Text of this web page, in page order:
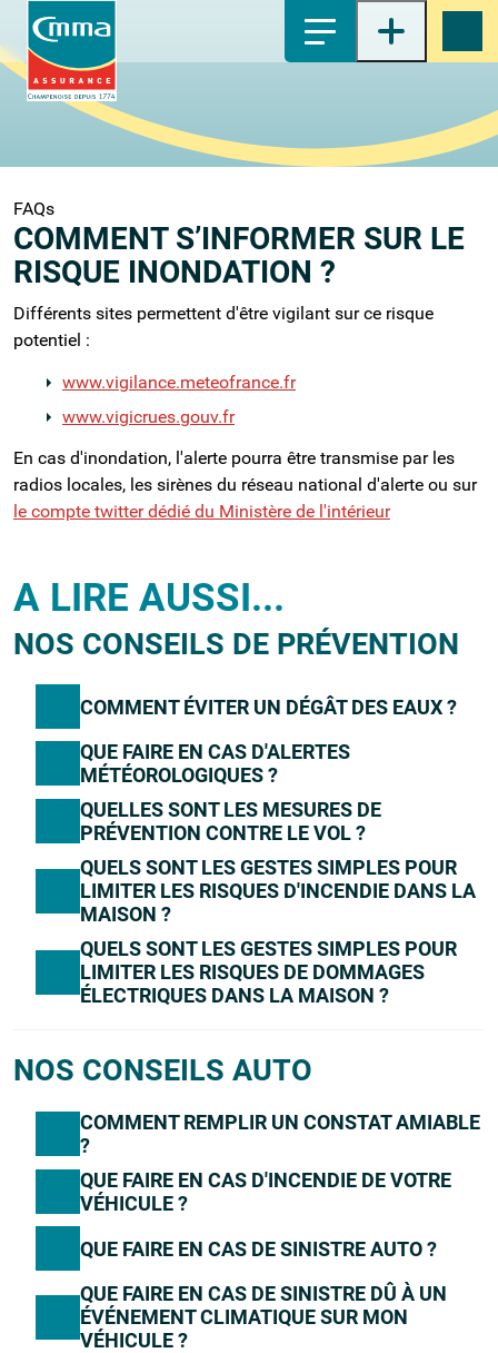
Contenu principal
2-Menu principal
3-Pied de page
Recherche
FAQs
COMMENT S’INFORMER SUR LE
RISQUE INONDATION ?
Différents sites permettent d'être vigilant sur ce risque
potentiel :
www.vigilance.meteofrance.fr
www.vigicrues.gouv.fr
En cas d'inondation, l'alerte pourra être transmise par les
radios locales, les sirènes du réseau national d'alerte ou sur
le compte twitter dédié du Ministère de l'intérieur
A LIRE AUSSI...
NOS CONSEILS DE PRÉVENTION
COMMENT ÉVITER UN DÉGÂT DES EAUX ?
QUE FAIRE EN CAS D'ALERTES
MÉTÉOROLOGIQUES ?
QUELLES SONT LES MESURES DE
PRÉVENTION CONTRE LE VOL ?
QUELS SONT LES GESTES SIMPLES POUR
LIMITER LES RISQUES D'INCENDIE DANS LA
MAISON ?
QUELS SONT LES GESTES SIMPLES POUR
LIMITER LES RISQUES DE DOMMAGES
ÉLECTRIQUES DANS LA MAISON ?
NOS CONSEILS AUTO
COMMENT REMPLIR UN CONSTAT AMIABLE
?
QUE FAIRE EN CAS D'INCENDIE DE VOTRE
VÉHICULE ?
QUE FAIRE EN CAS DE SINISTRE AUTO ?
QUE FAIRE EN CAS DE SINISTRE DÛ À UN
ÉVÉNEMENT CLIMATIQUE SUR MON
VÉHICULE ?